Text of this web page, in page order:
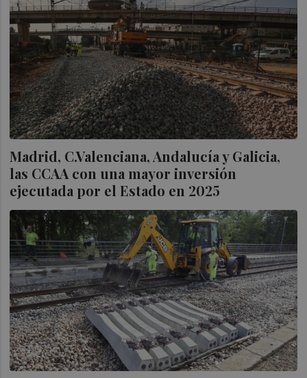
Madrid, C.Valenciana, Andalucía y Galicia,
las CCAA con una mayor inversión
ejecutada por el Estado en 2025